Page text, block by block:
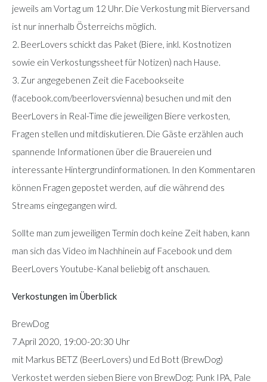
jeweils am Vortag um 12 Uhr. Die Verkostung mit Bierversand
ist nur innerhalb Österreichs möglich.
2. BeerLovers schickt das Paket (Biere, inkl. Kostnotizen
sowie ein Verkostungssheet für Notizen) nach Hause.
3. Zur angegebenen Zeit die Facebookseite
(facebook.com/beerloversvienna) besuchen und mit den
BeerLovers in Real-Time die jeweiligen Biere verkosten,
Fragen stellen und mitdiskutieren. Die Gäste erzählen auch
spannende Informationen über die Brauereien und
interessante Hintergrundinformationen. In den Kommentaren
können Fragen gepostet werden, auf die während des
Streams eingegangen wird.
Sollte man zum jeweiligen Termin doch keine Zeit haben, kann
man sich das Video im Nachhinein auf Facebook und dem
BeerLovers Youtube-Kanal beliebig oft anschauen.
Verkostungen im Überblick
BrewDog
7.April 2020, 19:00-20:30 Uhr
mit Markus BETZ (BeerLovers) und Ed Bott (BrewDog)
Verkostet werden sieben Biere von BrewDog: Punk IPA, Pale